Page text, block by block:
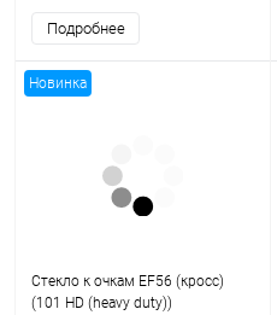
Подробнее
Новинка
Стекло к очкам EF56 (кросс)
(101 HD (heavy duty))